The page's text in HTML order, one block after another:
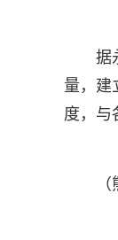
据
量，建
度，与